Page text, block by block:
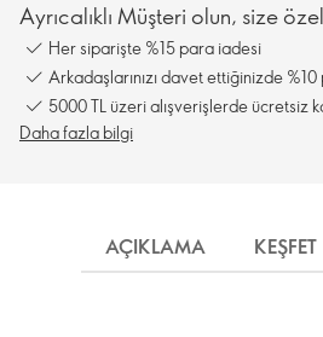
Ayrıcalıklı Müşteri olun, size
Her siparişte %15 para iadesi
Arkadaşlarınızı davet ettiğinizde %10
5000 TL üzeri alışverişlerde ücretsiz
Daha fazla bilgi
AÇIKLAMA KEŞFET